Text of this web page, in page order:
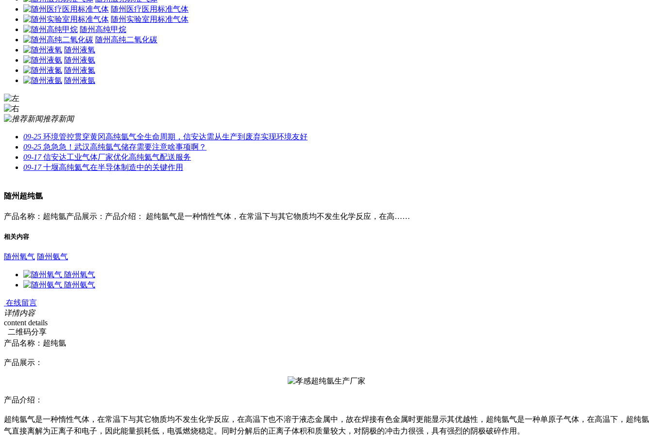
随州医疗医用标准气体
随州实验室用标准气体
随州高纯甲烷
随州高纯二氧化碳
随州液氧
随州液氨
随州液氮
随州液氩
推荐新闻
09-25 环境管控贯穿黄冈高纯氩气全生命周期，信安达需从生产到废弃实现环境友好
09-25 急急急！武汉高纯氩气储存需要注意啥事项啊？
09-17信安达工业气体厂家优化高纯氦气配送服务
09-17十堰高纯氦气在半导体制造中的关键作用
随州超纯氩
产品名称：超纯氩产品展示：产品介绍： 超纯氩气是一种惰性气体，在常温下与其它物质均不发生化学反应，在高……
相关内容
随州氧气 随州氨气
随州氧气
随州氨气
在线留言
详情内容
content details
二维码分享
产品名称： 超纯氩
产品展示：
产品介绍：
超纯氩气是一种惰性气体，在常温下与其它物质均不发生化学反应，在高温下也不溶于液态金属中，故在焊接有色金属时更能显示其优越性，超纯氩气是一种单原子气体，在高温下，超纯氩
气直接离解为正离子和电子，因此能量损耗低，电弧燃烧稳定。同时分解后的正离子体积和质量较大，对阴极的冲击力很强，具有强烈的阴极破碎作用。